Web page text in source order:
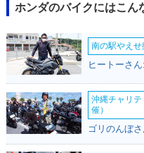
ホンダのバイクにはこん
南の駅やえせ
ヒートーさ
沖縄チャリ
催）
ゴリのんぼ